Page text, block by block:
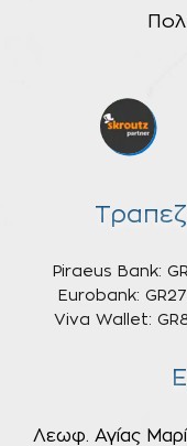
Piraeus Bank:
Eurobank:
Viva Wallet:
Λεωφ. Αγίας